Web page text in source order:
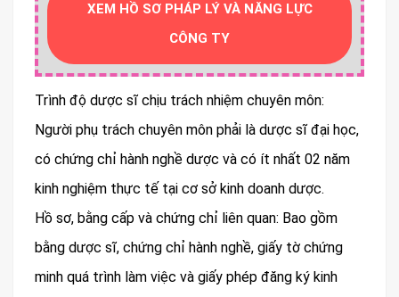
XEM HỒ SƠ PHÁP LÝ VÀ NĂNG LỰC
CÔNG TY
Trình độ dược sĩ chịu trách nhiệm chuyên môn:
Người phụ trách chuyên môn phải là dược sĩ đại học,
có chứng chỉ hành nghề dược và có ít nhất 02 năm
kinh nghiệm thực tế tại cơ sở kinh doanh dược.
Hồ sơ, bằng cấp và chứng chỉ liên quan: Bao gồm
bằng dược sĩ, chứng chỉ hành nghề, giấy tờ chứng
minh quá trình làm việc và giấy phép đăng ký kinh